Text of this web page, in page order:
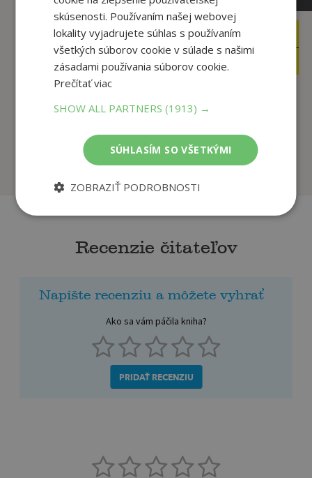
4,90€
2 €
Matematika nás baví
Fakty a triky zo sveta
Kolektív
Na sklade
Recenzie čitateľov
Napíšte recenziu a môžete vyhrať
Ako sa vám páčila kniha?
PRIDAŤ RECENZIU
skúsenosti. Používaním našej webovej
lokality vyjadrujete súhlas s používaním
všetkých súborov cookie v súlade s našimi
zásadami používania súborov cookie.
Prečítať viac
SHOW ALL PARTNERS(1913) →
SÚHLASÍM SO VŠETKÝMI
ZOBRAZIŤ PODROBNOSTI